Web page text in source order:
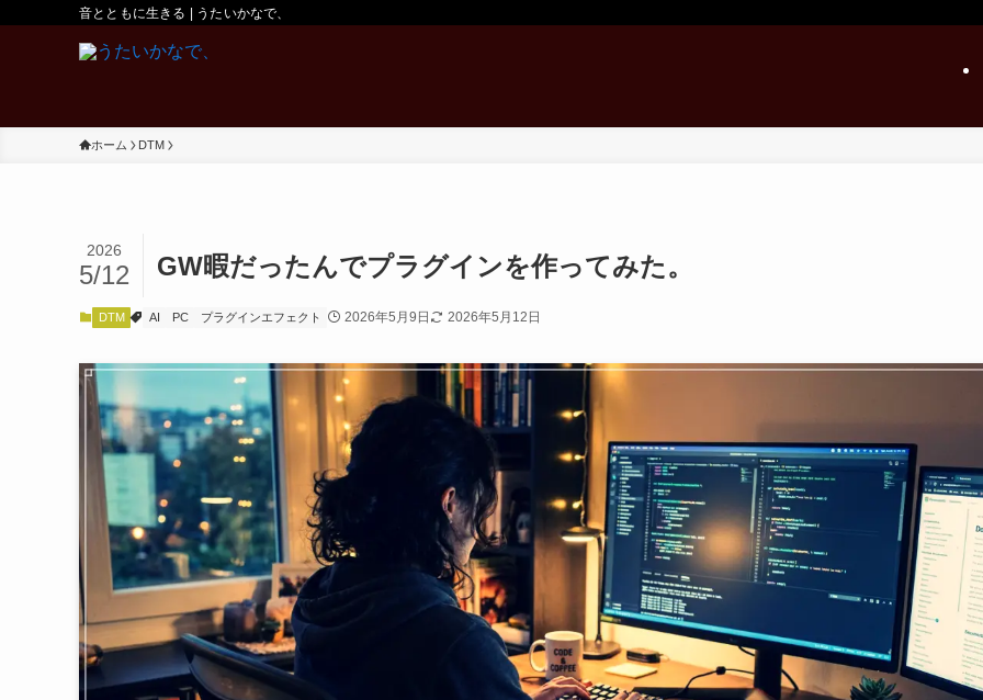
音とともに生きる | うたいかなで、
ホーム DTM
GW暇だったんでプラグインを作ってみた。
2026
5/12
DTM AI PC プラグインエフェクト 2026年5月9日 2026年5月12日